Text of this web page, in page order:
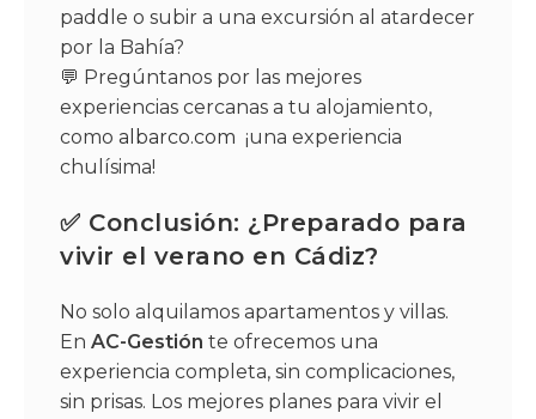
paddle o subir a una excursión al atardecer
por la Bahía?
💬 Pregúntanos por las mejores
experiencias cercanas a tu alojamiento,
como albarco.com ¡una experiencia
chulísima!
✅ Conclusión: ¿Preparado para
vivir el verano en Cádiz?
No solo alquilamos apartamentos y villas.
En AC-Gestión te ofrecemos una
experiencia completa, sin complicaciones,
sin prisas. Los mejores planes para vivir el